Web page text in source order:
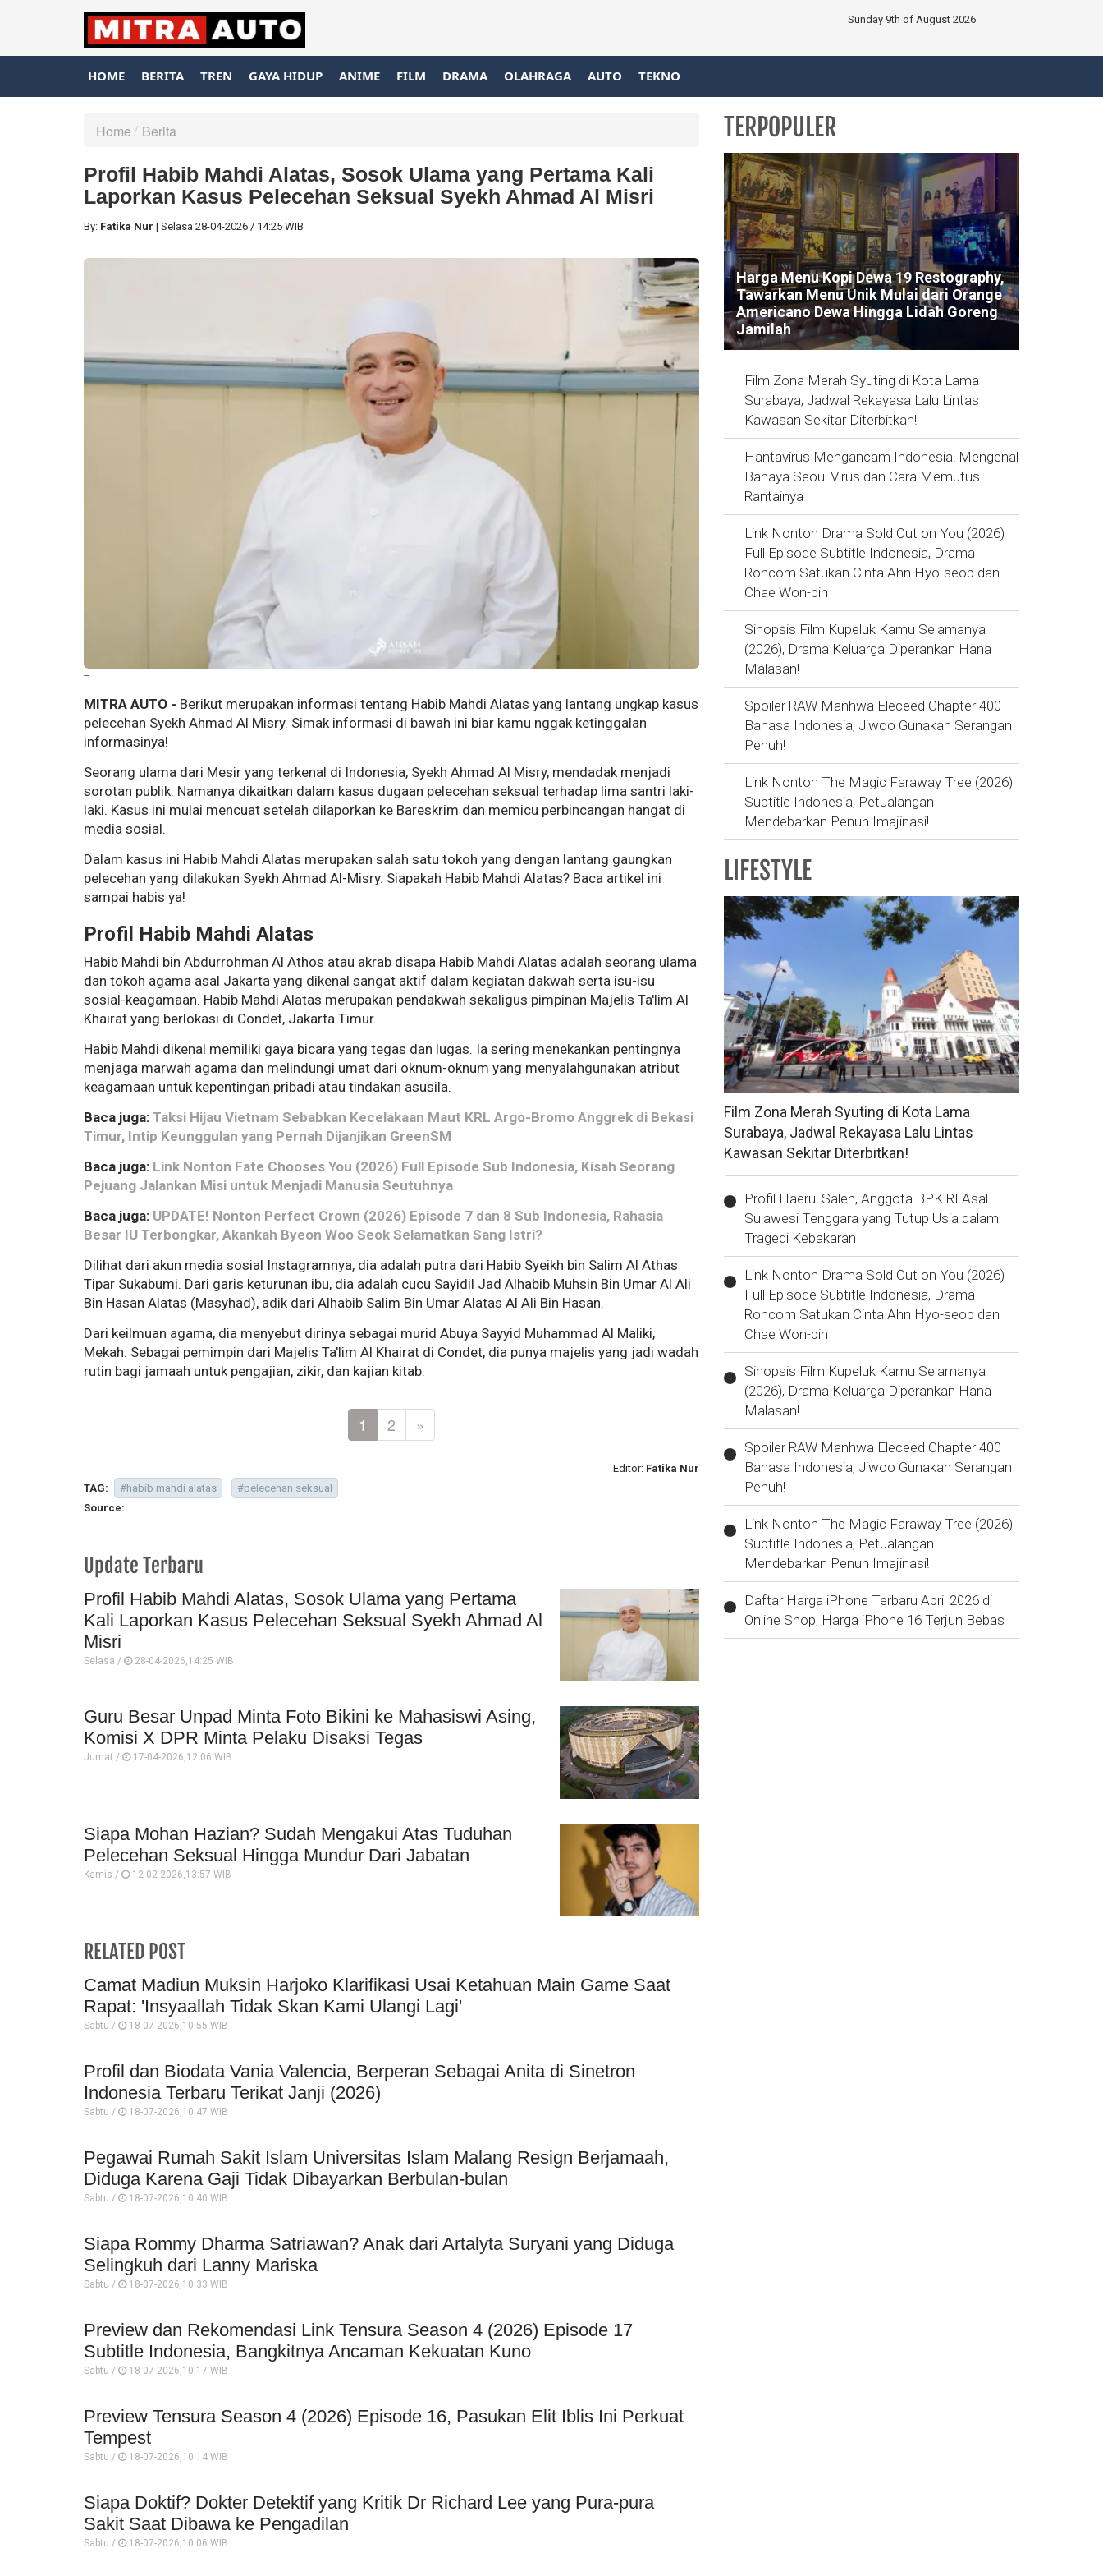
Sunday 9th of August 2026
HOME BERITA TREN GAYA HIDUP ANIME FILM DRAMA OLAHRAGA AUTO TEKNO
Home Berita
Profil Habib Mahdi Alatas, Sosok Ulama yang Pertama Kali
Laporkan Kasus Pelecehan Seksual Syekh Ahmad Al Misri
By: Fatika Nur | Selasa 28-04-2026 / 14:25 WIB
--
MITRA AUTO - Berikut merupakan informasi tentang Habib Mahdi Alatas yang lantang ungkap kasus
pelecehan Syekh Ahmad Al Misry. Simak informasi di bawah ini biar kamu nggak ketinggalan
informasinya!
Seorang ulama dari Mesir yang terkenal di Indonesia, Syekh Ahmad Al Misry, mendadak menjadi
sorotan publik. Namanya dikaitkan dalam kasus dugaan pelecehan seksual terhadap lima santri laki-
laki. Kasus ini mulai mencuat setelah dilaporkan ke Bareskrim dan memicu perbincangan hangat di
media sosial.
Dalam kasus ini Habib Mahdi Alatas merupakan salah satu tokoh yang dengan lantang gaungkan
pelecehan yang dilakukan Syekh Ahmad Al-Misry. Siapakah Habib Mahdi Alatas? Baca artikel ini
sampai habis ya!
Profil Habib Mahdi Alatas
Habib Mahdi bin Abdurrohman Al Athos atau akrab disapa Habib Mahdi Alatas adalah seorang ulama
dan tokoh agama asal Jakarta yang dikenal sangat aktif dalam kegiatan dakwah serta isu-isu
sosial-keagamaan. Habib Mahdi Alatas merupakan pendakwah sekaligus pimpinan Majelis Ta'lim Al
Khairat yang berlokasi di Condet, Jakarta Timur.
Habib Mahdi dikenal memiliki gaya bicara yang tegas dan lugas. Ia sering menekankan pentingnya
menjaga marwah agama dan melindungi umat dari oknum-oknum yang menyalahgunakan atribut
keagamaan untuk kepentingan pribadi atau tindakan asusila.
Baca juga: Taksi Hijau Vietnam Sebabkan Kecelakaan Maut KRL Argo-Bromo Anggrek di Bekasi
Timur, Intip Keunggulan yang Pernah Dijanjikan GreenSM
Baca juga: Link Nonton Fate Chooses You (2026) Full Episode Sub Indonesia, Kisah Seorang
Pejuang Jalankan Misi untuk Menjadi Manusia Seutuhnya
Baca juga: UPDATE! Nonton Perfect Crown (2026) Episode 7 dan 8 Sub Indonesia, Rahasia
Besar IU Terbongkar, Akankah Byeon Woo Seok Selamatkan Sang Istri?
Dilihat dari akun media sosial Instagramnya, dia adalah putra dari Habib Syeikh bin Salim Al Athas
Tipar Sukabumi. Dari garis keturunan ibu, dia adalah cucu Sayidil Jad Alhabib Muhsin Bin Umar Al Ali
Bin Hasan Alatas (Masyhad), adik dari Alhabib Salim Bin Umar Alatas Al Ali Bin Hasan.
Dari keilmuan agama, dia menyebut dirinya sebagai murid Abuya Sayyid Muhammad Al Maliki,
Mekah. Sebagai pemimpin dari Majelis Ta'lim Al Khairat di Condet, dia punya majelis yang jadi wadah
rutin bagi jamaah untuk pengajian, zikir, dan kajian kitab.
1 2 »
Editor: Fatika Nur
TAG:
#habib mahdi alatas
#pelecehan seksual
Source:
Update Terbaru
Profil Habib Mahdi Alatas, Sosok Ulama yang Pertama
Kali Laporkan Kasus Pelecehan Seksual Syekh Ahmad Al
Misri
Selasa / 28-04-2026,14:25 WIB
Guru Besar Unpad Minta Foto Bikini ke Mahasiswi Asing,
Komisi X DPR Minta Pelaku Disaksi Tegas
Jumat / 17-04-2026,12:06 WIB
Siapa Mohan Hazian? Sudah Mengakui Atas Tuduhan
Pelecehan Seksual Hingga Mundur Dari Jabatan
Kamis / 12-02-2026,13:57 WIB
RELATED POST
Camat Madiun Muksin Harjoko Klarifikasi Usai Ketahuan Main Game Saat
Rapat: 'Insyaallah Tidak Skan Kami Ulangi Lagi'
Sabtu / 18-07-2026,10:55 WIB
Profil dan Biodata Vania Valencia, Berperan Sebagai Anita di Sinetron
Indonesia Terbaru Terikat Janji (2026)
Sabtu / 18-07-2026,10:47 WIB
Pegawai Rumah Sakit Islam Universitas Islam Malang Resign Berjamaah,
Diduga Karena Gaji Tidak Dibayarkan Berbulan-bulan
Sabtu / 18-07-2026,10:40 WIB
Siapa Rommy Dharma Satriawan? Anak dari Artalyta Suryani yang Diduga
Selingkuh dari Lanny Mariska
Sabtu / 18-07-2026,10:33 WIB
Preview dan Rekomendasi Link Tensura Season 4 (2026) Episode 17
Subtitle Indonesia, Bangkitnya Ancaman Kekuatan Kuno
Sabtu / 18-07-2026,10:17 WIB
Preview Tensura Season 4 (2026) Episode 16, Pasukan Elit Iblis Ini Perkuat
Tempest
Sabtu / 18-07-2026,10:14 WIB
Siapa Doktif? Dokter Detektif yang Kritik Dr Richard Lee yang Pura-pura
Sakit Saat Dibawa ke Pengadilan
Sabtu / 18-07-2026,10:06 WIB
TERPOPULER
Harga Menu Kopi Dewa 19 Restography,
Tawarkan Menu Unik Mulai dari Orange
Americano Dewa Hingga Lidah Goreng
Jamilah
Film Zona Merah Syuting di Kota Lama
Surabaya, Jadwal Rekayasa Lalu Lintas
Kawasan Sekitar Diterbitkan!
Hantavirus Mengancam Indonesia! Mengenal
Bahaya Seoul Virus dan Cara Memutus
Rantainya
Link Nonton Drama Sold Out on You (2026)
Full Episode Subtitle Indonesia, Drama
Roncom Satukan Cinta Ahn Hyo-seop dan
Chae Won-bin
Sinopsis Film Kupeluk Kamu Selamanya
(2026), Drama Keluarga Diperankan Hana
Malasan!
Spoiler RAW Manhwa Eleceed Chapter 400
Bahasa Indonesia, Jiwoo Gunakan Serangan
Penuh!
Link Nonton The Magic Faraway Tree (2026)
Subtitle Indonesia, Petualangan
Mendebarkan Penuh Imajinasi!
LIFESTYLE
Film Zona Merah Syuting di Kota Lama
Surabaya, Jadwal Rekayasa Lalu Lintas
Kawasan Sekitar Diterbitkan!
Profil Haerul Saleh, Anggota BPK RI Asal
Sulawesi Tenggara yang Tutup Usia dalam
Tragedi Kebakaran
Link Nonton Drama Sold Out on You (2026)
Full Episode Subtitle Indonesia, Drama
Roncom Satukan Cinta Ahn Hyo-seop dan
Chae Won-bin
Sinopsis Film Kupeluk Kamu Selamanya
(2026), Drama Keluarga Diperankan Hana
Malasan!
Spoiler RAW Manhwa Eleceed Chapter 400
Bahasa Indonesia, Jiwoo Gunakan Serangan
Penuh!
Link Nonton The Magic Faraway Tree (2026)
Subtitle Indonesia, Petualangan
Mendebarkan Penuh Imajinasi!
Daftar Harga iPhone Terbaru April 2026 di
Online Shop, Harga iPhone 16 Terjun Bebas